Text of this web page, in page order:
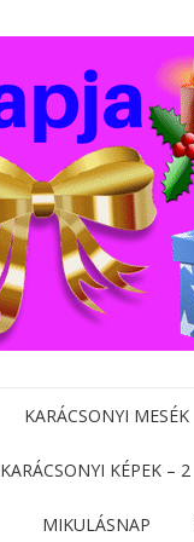
KARÁCSONYI MESÉK
KARÁCSONYI KÉPEK – 2
MIKULÁSNAP